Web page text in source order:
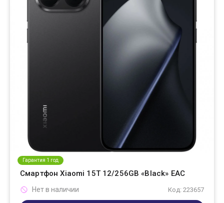
Гарантия 1 год
Смартфон Xiaomi 15T 12/256GB «Black» EAC
Код: 223657
Нет в наличии